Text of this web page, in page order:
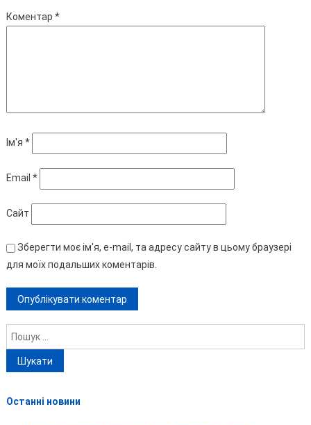
Коментар *
Ім'я *
Email *
Сайт
Зберегти моє ім'я, e-mail, та адресу сайту в цьому браузері
для моїх подальших коментарів.
Пошук:
Останні новини